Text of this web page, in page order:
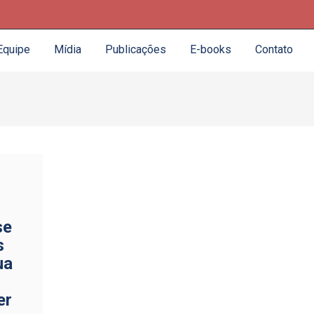
Mídia Publicações E-books Contato